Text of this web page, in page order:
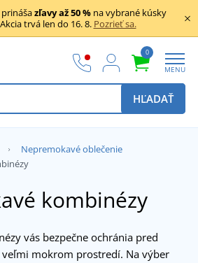
zľavy až 50 %na vybrané kúsky
Akcia trvá len do 16. 8. Pozrieť sa.
0
MENU
HĽADAŤ
Nepremokavé oblečenie
kombinézy
vás bezpečne ochránia pred
mokrom prostredí. Na výber